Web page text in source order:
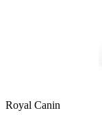
Royal Canin